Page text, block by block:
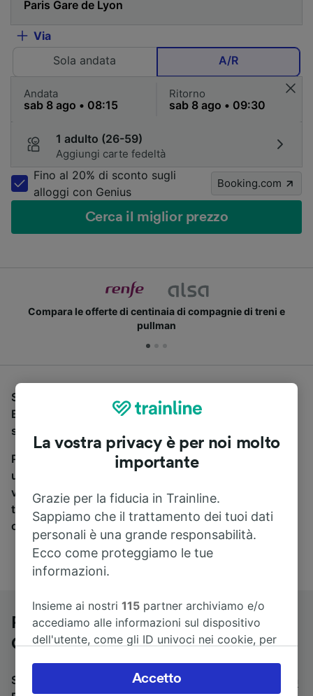
Via
Sola andata
A/R
Andata Ritorno
1 adulto (26-59)
Aggiungi carte fedeltà
Fino al 20% di sconto sugli
alloggi con Genius
Booking.com
Cerca il miglior prezzo
Compara le offerte di centinaia di compagnie di treni e
pullman
Se stai cercando un pullman per viaggiare da
Barcelona Plazça de Catalunya a Paris Gare de Lyon,
sei nel posto giusto.
Per trovare i biglietti dei pullman, è sufficiente avviare
una ricerca in alto, e compareremo i tempi e i costi del
viaggio in treno e in pullman. Con Trainline puoi
trovare i biglietti per viaggiare con oltre 170
compagnie ferroviarie e dei pullman.
Pullman da Barcelona Plazça de
Catalunya a Paris Gare de Lyon
Stai cercando un viaggio di ritorno? Vai su
La vostra privacy è per noi molto
importante
Grazie per la fiducia in Trainline.
Sappiamo che il trattamento dei tuoi dati
personali è una grande responsabilità.
Ecco come proteggiamo le tue
informazioni.
Insieme ai nostri115 partner archiviamo e/o
accediamo alle informazioni sul dispositivo
dell'utente, come gli ID univoci nei cookie, per
accettare o gestire le proprie scelte facendo
clic di seguito, tra cui il proprio diritto di
Accetto